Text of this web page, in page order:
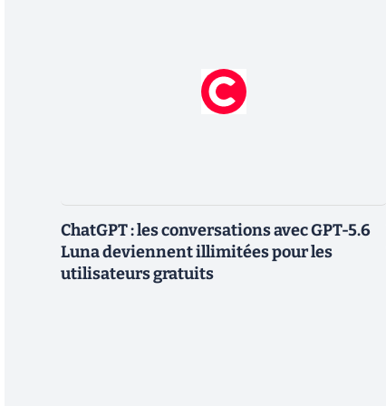
ChatGPT : les conversations avec GPT-5.6
Luna deviennent illimitées pour les
utilisateurs gratuits